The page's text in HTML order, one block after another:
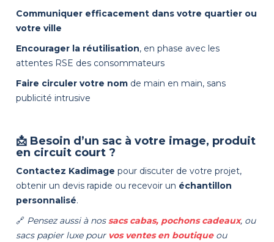
Communiquer efficacement dans votre quartier ou
votre ville
Encourager la réutilisation, en phase avec les
attentes RSE des consommateurs
Faire circuler votre nom de main en main, sans
publicité intrusive
📩 Besoin d’un sac à votre image, produit
en circuit court ?
Contactez Kadimage pour discuter de votre projet,
obtenir un devis rapide ou recevoir un échantillon
personnalisé.
🔗 Pensez aussi à nossacs cabas, pochons cadeaux, ou
sacs papier luxepour vos ventes en boutiqueou